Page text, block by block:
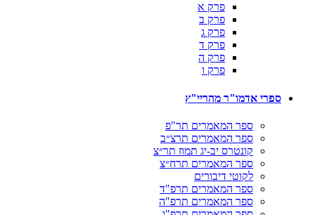
פרק א
פרק ב
פרק ג
פרק ד
פרק ה
פרק ו
ספרי אדמו"ר מהריי"ץ
ספר המאמרים תר"פ
ספר המאמרים תרצ״ב
קונטרס יב-יג תמוז תר״צ
ספר המאמרים תרח״צ
לקוטי דיבורים
ספר המאמרים תרפ"ד
ספר המאמרים תרפ"ה